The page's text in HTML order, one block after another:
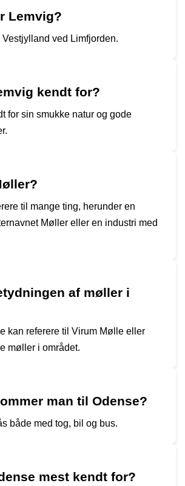
Lemvig?
Vestjylland ved Limfjorden.
kendt for?
for sin smukke natur og gode
til mange ting, herunder en
Møller eller en industri med
af møller i
kan referere til Virum Mølle eller
møller i området.
man til Odense?
både med tog, bil og bus.
mest kendt for?